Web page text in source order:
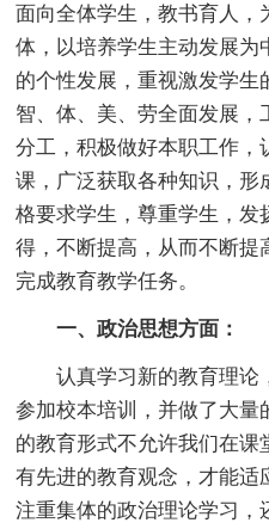
面向全体学生，教书育人，
体，以培养学生主动发展为
的个性发展，重视激发学生
智、体、美、劳全面发展，
分工，积极做好本职工作
课，广泛获取各种知识，
格要求学生，尊重学生，
得，不断提高，从而不断提
完成教育教学任务。
一、政治思想方面：
认真学习新的教育理论
参加校本培训，并做了大
的教育形式不允许我们在
有先进的教育观念，才能适
注重集体的政治理论学习，